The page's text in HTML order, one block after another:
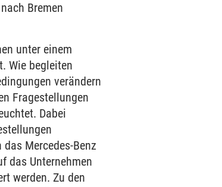
Bremen
unter einem
Wie begleiten
verändern
Fragestellungen
Dabei
Mercedes-Benz
das Unternehmen
werden. Zu den